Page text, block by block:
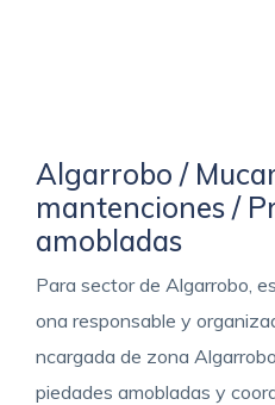
Algarrobo /
mantenciones /
amobladas
Para sector de Algarrobo,
ona responsable y
ncargada de zona
piedades amobladas y